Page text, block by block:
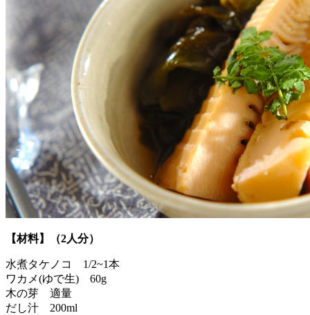
【材料】（2人分）
水煮タケノコ 1/2~1本
ワカメ(ゆで生) 60g
木の芽 適量
だし汁 200ml